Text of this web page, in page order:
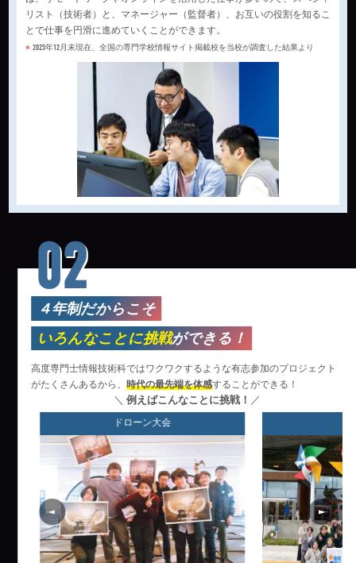
リスト（技術者）と、マネージャー（監督者）、お互いの役割を知るこ
とで仕事を円滑に進めていくことができます。
2025年12月末現在、全国の専門学校情報サイト掲載校を当校が調査した結果より
02
４年制だからこそ
いろんなことに挑戦ができる！
高度専門士情報技術科ではワクワクするような有志参加のプロジェクト
がたくさんあるから、時代の最先端を体感することができる！
＼ 例えばこんなことに挑戦！ ／
ドローン大会